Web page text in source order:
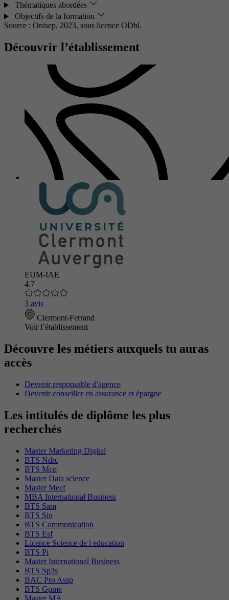
Thématiques abordées
Objectifs de la formation
Source : Onisep, 2023, sous licence ODbl.
Découvrir l’établissement
EUM-IAE
4.7
3 avis
Clermont-Ferrand
Voir l’établissement
Découvre les métiers auxquels tu auras
accès
Devenir responsable d'agence
Devenir conseiller en assurance et épargne
Les intitulés de diplôme les plus
recherchés
Master Marketing Digital
BTS Ndrc
BTS Mco
Master Data science
Master Meef
MBA International Business
BTS Sam
BTS Sio
BTS Communication
BTS Esf
Licence Science de l education
BTS Pi
Master International Business
BTS Sp3s
BAC Pro Assp
BTS Gpme
Master MA